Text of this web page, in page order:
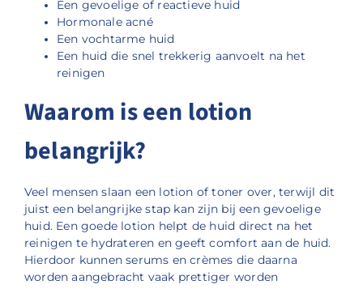
Een gevoelige of reactieve huid
Hormonale acné
Een vochtarme huid
Een huid die snel trekkerig aanvoelt na het
reinigen
Waarom is een lotion
belangrijk?
Veel mensen slaan een lotion of toner over, terwijl dit
juist een belangrijke stap kan zijn bij een gevoelige
huid. Een goede lotion helpt de huid direct na het
reinigen te hydrateren en geeft comfort aan de huid.
Hierdoor kunnen serums en crèmes die daarna
worden aangebracht vaak prettiger worden